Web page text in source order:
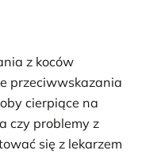
z koców
przeciwwskazania
cierpiące na
czy problemy z
się z lekarzem